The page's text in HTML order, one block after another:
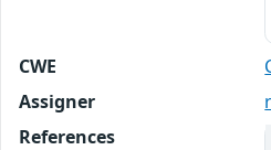
CWE
Assigner
References